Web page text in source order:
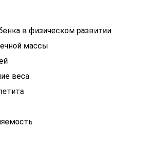
в физическом развитии
массы
веса